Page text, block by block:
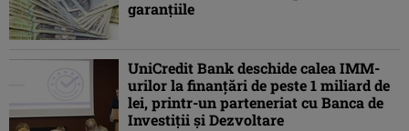
garanțiile
UniCredit Bank deschide calea IMM-
urilor la finanțări de peste 1 miliard de
lei, printr-un parteneriat cu Banca de
Investiții și Dezvoltare